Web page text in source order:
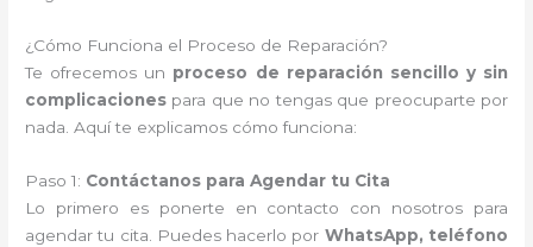
¿Cómo Funciona el Proceso de Reparación?
Te ofrecemos un proceso de reparación sencillo y sin
complicaciones para que no tengas que preocuparte por
nada. Aquí te explicamos cómo funciona:
Paso 1: Contáctanos para Agendar tu Cita
Lo primero es ponerte en contacto con nosotros para
agendar tu cita. Puedes hacerlo por WhatsApp, teléfono